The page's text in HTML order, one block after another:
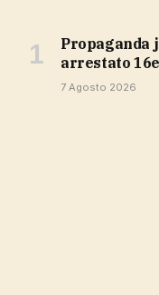
propaganda jihadista e neonazista,
arrestato
7 Agosto 2026